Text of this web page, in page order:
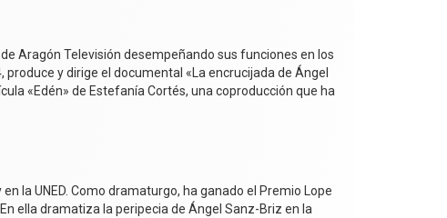
Aragón Televisión desempeñando sus funciones en los
y dirige el documental «La encrucijada de Ángel
«Edén» de Estefanía Cortés, una coproducción que ha
la UNED. Como dramaturgo, ha ganado el Premio Lope
ella dramatiza la peripecia de Ángel Sanz-Briz en la